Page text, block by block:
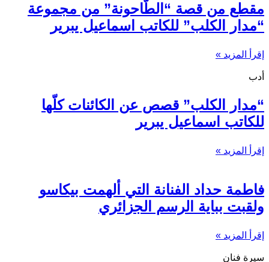
مقطع من قصة “الطّاحونة” من مجموعة
“مدار الكلب” للكاتب اسماعيل يبرير
إقرأ المزيد »
أدب
“مدار الكلب” قصص عن الكائنات كلّها
للكاتب اسماعيل يبرير
إقرأ المزيد »
فاطمة حداد الفنانة التي ألهمت بيكاسو
ولقبت بباية الرسم الجزائري
إقرأ المزيد »
سيرة فنان